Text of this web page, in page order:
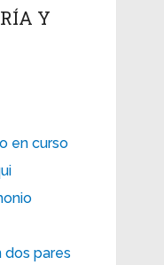
Y
en curso
dos pares